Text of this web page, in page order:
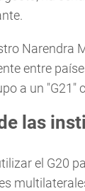
Narendra
entre
a un "G21"
las
el G20